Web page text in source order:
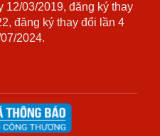
12/03/2019, đăng ký thay
đăng ký thay đổi lần 4
2024.